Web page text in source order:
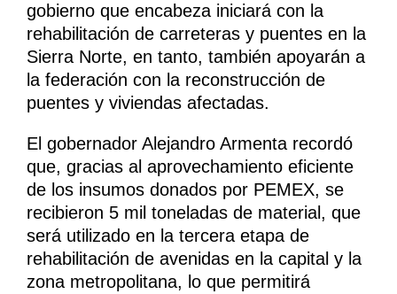
gobierno que encabeza iniciará con la
rehabilitación de carreteras y puentes en la
Sierra Norte, en tanto, también apoyarán a
la federación con la reconstrucción de
puentes y viviendas afectadas.
El gobernador Alejandro Armenta recordó
que, gracias al aprovechamiento eficiente
de los insumos donados por PEMEX, se
recibieron 5 mil toneladas de material, que
será utilizado en la tercera etapa de
rehabilitación de avenidas en la capital y la
zona metropolitana, lo que permitirá